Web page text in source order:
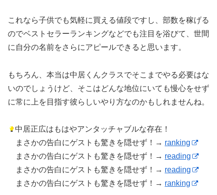
これなら子供でも気軽に買える値段ですし、部数を稼げる
のでベストセラーランキングなどでも注目を浴びて、世間
に自分の名前をさらにアピールできると思います。
もちろん、本当は中居くんクラスでそこまでやる必要はな
いのでしょうけど、そこはどんな地位にいても慢心をせず
に常に上を目指す彼らしいやり方なのかもしれませんね。
中居正広はもはやアンタッチャブルな存在！
まさかの告白にゲストも驚きを隠せず！→ ranking
まさかの告白にゲストも驚きを隠せず！→ reading
まさかの告白にゲストも驚きを隠せず！→ reading
まさかの告白にゲストも驚きを隠せず！→ ranking